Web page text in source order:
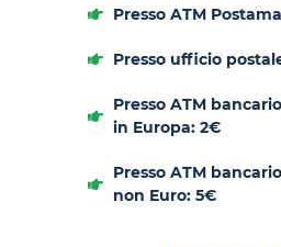
Presso ATM
Presso ufficio
Presso ATM
in Europa: 2€
Presso ATM
non Euro: 5€